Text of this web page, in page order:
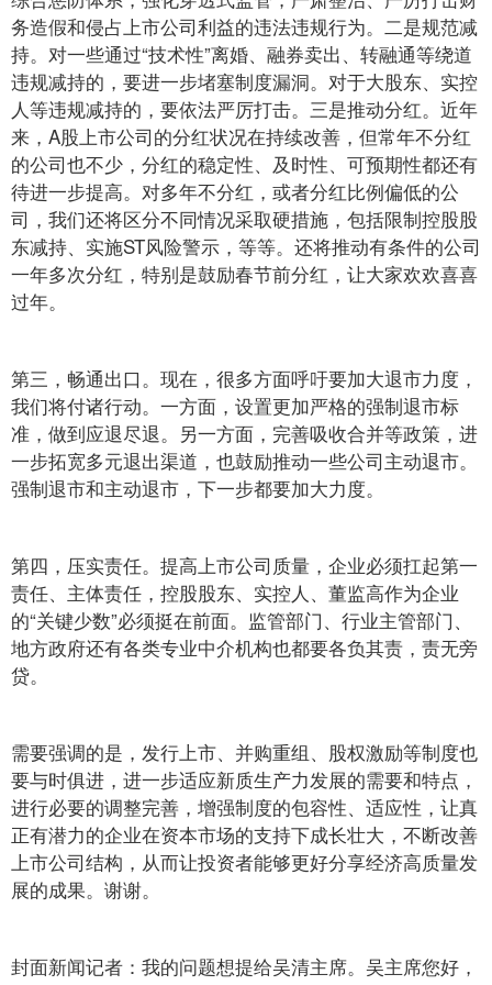
务造假和侵占上市公司利益的违法违规行为。二是规范减
持。对一些通过“技术性”离婚、融券卖出、转融通等绕道
违规减持的，要进一步堵塞制度漏洞。对于大股东、实控
人等违规减持的，要依法严厉打击。三是推动分红。近年
来，A股上市公司的分红状况在持续改善，但常年不分红
的公司也不少，分红的稳定性、及时性、可预期性都还有
待进一步提高。对多年不分红，或者分红比例偏低的公
司，我们还将区分不同情况采取硬措施，包括限制控股股
东减持、实施ST风险警示，等等。还将推动有条件的公司
一年多次分红，特别是鼓励春节前分红，让大家欢欢喜喜
过年。
第三，畅通出口。现在，很多方面呼吁要加大退市力度，
我们将付诸行动。一方面，设置更加严格的强制退市标
准，做到应退尽退。另一方面，完善吸收合并等政策，进
一步拓宽多元退出渠道，也鼓励推动一些公司主动退市。
强制退市和主动退市，下一步都要加大力度。
第四，压实责任。提高上市公司质量，企业必须扛起第一
责任、主体责任，控股股东、实控人、董监高作为企业
的“关键少数”必须挺在前面。监管部门、行业主管部门、
地方政府还有各类专业中介机构也都要各负其责，责无旁
贷。
需要强调的是，发行上市、并购重组、股权激励等制度也
要与时俱进，进一步适应新质生产力发展的需要和特点，
进行必要的调整完善，增强制度的包容性、适应性，让真
正有潜力的企业在资本市场的支持下成长壮大，不断改善
上市公司结构，从而让投资者能够更好分享经济高质量发
展的成果。谢谢。
封面新闻记者：我的问题想提给吴清主席。吴主席您好，